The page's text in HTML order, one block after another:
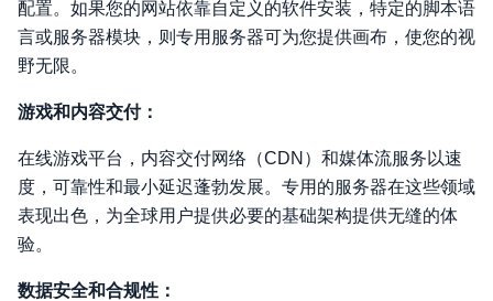
配置。如果您的网站依靠自定义的软件安装，特定的脚本语
言或服务器模块，则专用服务器可为您提供画布，使您的视
野无限。
游戏和内容交付：
在线游戏平台，内容交付网络（CDN）和媒体流服务以速
度，可靠性和最小延迟蓬勃发展。专用的服务器在这些领域
表现出色，为全球用户提供必要的基础架构提供无缝的体
验。
数据安全和合规性：